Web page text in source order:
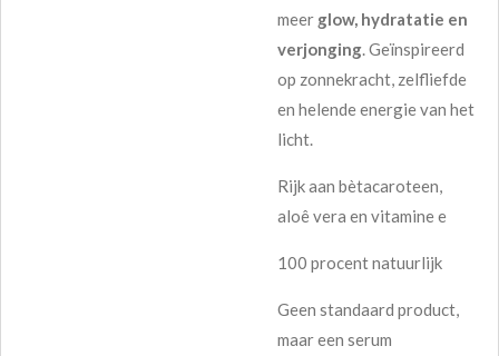
meer glow, hydratatie en
verjonging. Geïnspireerd
op zonnekracht, zelfliefde
en helende energie van het
licht.
Rijk aan bètacaroteen,
aloê vera en vitamine e
100 procent natuurlijk
Geen standaard product,
maar een serum